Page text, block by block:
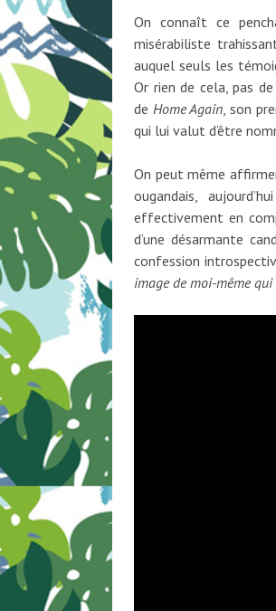
On connaît ce
misérabiliste
auquel seuls les
Or rien de cela, pas
de Home Again , son
qui lui valut d’être
On peut même
ougandais,
effectivement en
d’une désarmante
confession
image de moi-même